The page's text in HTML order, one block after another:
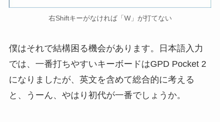
右Shiftキーがなければ「W」が打てない
僕はそれで結構困る機会があります。日本語入力
では、一番打ちやすいキーボードはGPD Pocket 2
になりましたが、英文を含めて総合的に考える
と、うーん、やはり初代が一番でしょうか。